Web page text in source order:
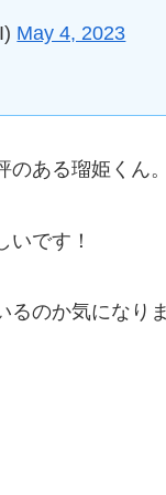
May 4, 2023
ある瑠姫くん。
いです！
るのか気になり